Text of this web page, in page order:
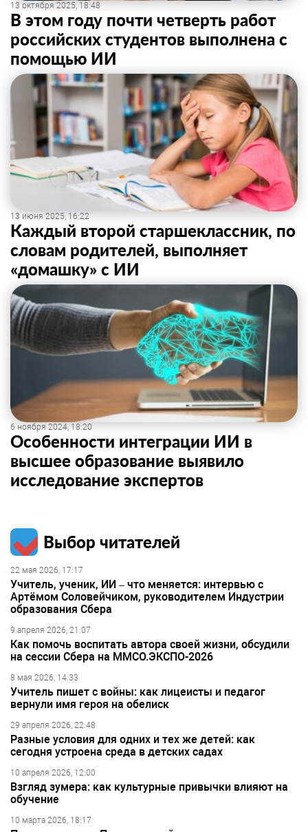
13 октября 2025, 18:48
В этом году почти четверть работ
российских студентов выполнена с
помощью ИИ
13 июня 2025, 16:22
Каждый второй старшеклассник, по
словам родителей, выполняет
«домашку» с ИИ
6 ноября 2024, 18:20
Особенности интеграции ИИ в
высшее образование выявило
исследование экспертов
Выбор читателей
22 мая 2026, 17:17
Учитель, ученик, ИИ – что меняется: интервью с
Артёмом Соловейчиком, руководителем Индустрии
образования Сбера
9 апреля 2026, 21:07
Как помочь воспитать автора своей жизни, обсудили
на сессии Сбера на ММСО.ЭКСПО-2026
8 мая 2026, 14:33
Учитель пишет с войны: как лицеисты и педагог
вернули имя героя на обелиск
29 апреля 2026, 22:48
Разные условия для одних и тех же детей: как
сегодня устроена среда в детских садах
10 апреля 2026, 12:00
Взгляд зумера: как культурные привычки влияют на
обучение
10 марта 2026, 18:17